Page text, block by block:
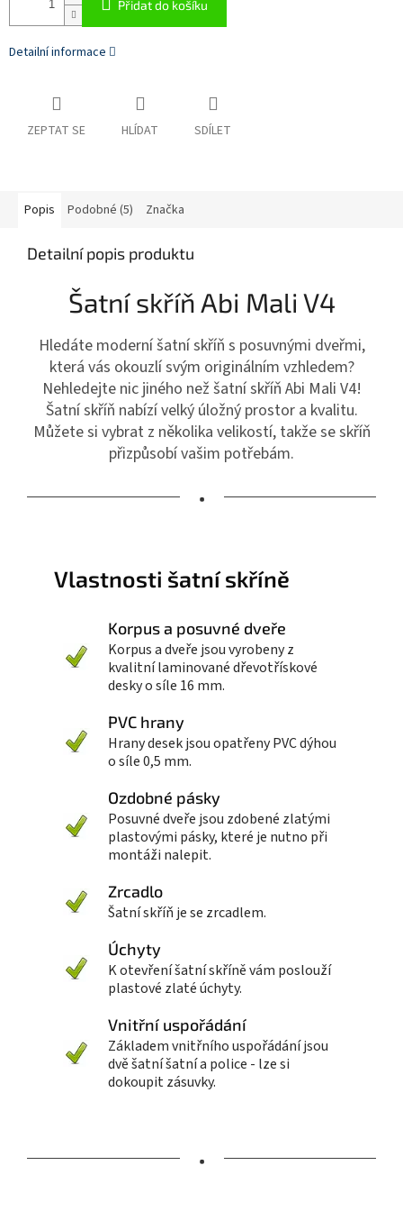
Přidat do košíku
Detailní informace
ZEPTAT SE HLÍDAT SDÍLET
Popis Podobné (5) Značka
Detailní popis produktu
Šatní skříň Abi Mali V4
Hledáte moderní šatní skříň s posuvnými dveřmi,
která vás okouzlí svým originálním vzhledem?
Nehledejte nic jiného než šatní skříň Abi Mali V4!
Šatní skříň nabízí velký úložný prostor a kvalitu.
Můžete si vybrat z několika velikostí, takže se skříň
přizpůsobí vašim potřebám.
•
Vlastnosti šatní skříně
Korpus a posuvné dveře
Korpus a dveře jsou vyrobeny z
kvalitní laminované dřevotřískové
desky o síle 16 mm.
PVC hrany
Hrany desek jsou opatřeny PVC dýhou
o síle 0,5 mm.
Ozdobné pásky
Posuvné dveře jsou zdobené zlatými
plastovými pásky, které je nutno při
montáži nalepit.
Zrcadlo
Šatní skříň je se zrcadlem.
Úchyty
K otevření šatní skříně vám poslouží
plastové zlaté úchyty.
Vnitřní uspořádání
Základem vnitřního uspořádání jsou
dvě šatní šatní a police - lze si
dokoupit zásuvky.
•